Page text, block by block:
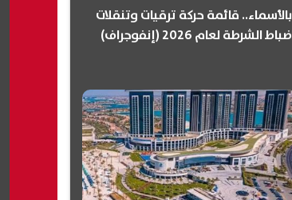
بالأسماء.. قائمة حركة ترقيات وتنقلات
ضباط الشرطة لعام 2026 (إنفوجراف)